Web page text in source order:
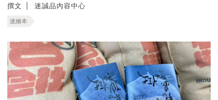
撰文 迷誠品內容中心
迷繪本